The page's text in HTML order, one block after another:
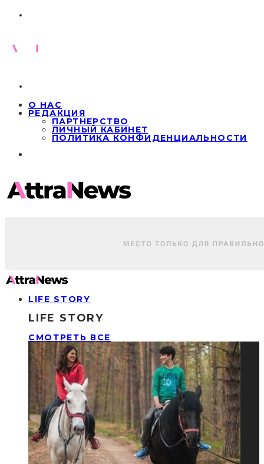
О НАС
РЕДАКЦИЯ
ПАРТНЕРСТВО
ЛИЧНЫЙ КАБИНЕТ
ПОЛИТИКА КОНФИДЕНЦИАЛЬНОСТИ
LIFE STORY
LIFE STORY
СМОТРЕТЬ ВСЕ